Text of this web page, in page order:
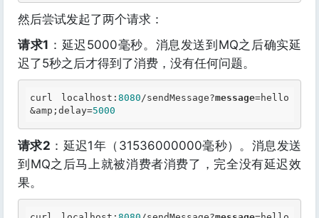
然后尝试发起了两个请求：
请求1 ：延迟5000毫秒。消息发送到MQ之后确实延
迟了5秒之后才得到了消费，没有任何问题。
curl localhost: 8080/sendMessage?message=hello
&amp;delay=5000
请求2 ：延迟1年（31536000000毫秒）。消息发送
到MQ之后马上就被消费者消费了，完全没有延迟效
果。